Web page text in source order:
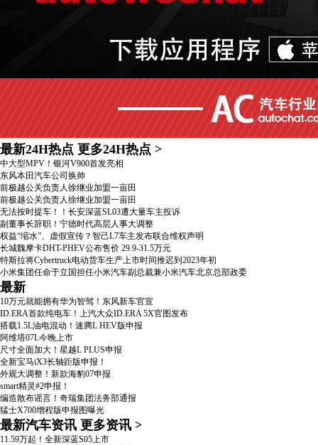
最新24H热点 更多24H热点 >
中大型MPV！银河V900首发亮相
东风本田汽车公司换帅
前极越公关负责人徐继业加盟一亩田
前极越公关负责人徐继业加盟一亩田
无法按时提车！！长安深蓝SL03遭大量车主投诉
副董事长辞职！宁德时代高层人事大调整
权益“缩水”、虚假宣传？智己L7车主发布联合维权声明
长城魏摩卡DHT-PHEV公布售价 29.9-31.5万元
特斯拉将Cybertruck电动货车生产上市时间推迟到2023年初
小米集团任命于立国担任小米汽车副总裁兼小米汽车北京总部政委
最新
10万元就能拥有华为智驾！东风新车官宣
ID.ERA首款纯电车！上汽大众ID.ERA 5X官图发布
搭载1.5L油电混动！速腾L HEV版申报
阿维塔07L今晚上市
尺寸全面加大！星越L PLUS申报
全新宝马iX3长轴距版申报！
外观大调整！新款海豹07申报
smart精灵#2申报！
编造散布谣言！奇瑞集团法务部通报
猛士X700增程版申报图曝光
最新汽车资讯 更多资讯 >
11.59万起！全新深蓝S05上市